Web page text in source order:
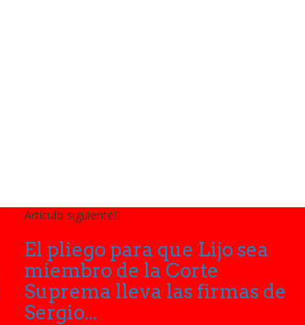
Artículo siguiente
El pliego para que Lijo sea
miembro de la Corte
Suprema lleva las firmas de
Sergio...